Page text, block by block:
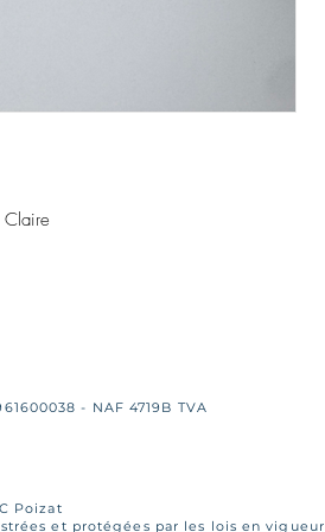
Claire
- NAF 4719B TVA
Poizat
et protégées par les lois en vigueur